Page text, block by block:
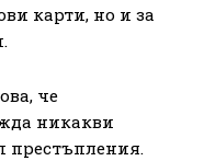
карти, но и за
че
никакви
престъпления.